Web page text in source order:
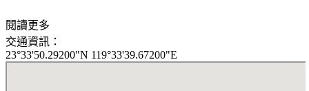
閱讀更多
交通資訊：
23°33'50.29200"N 119°33'39.67200"E